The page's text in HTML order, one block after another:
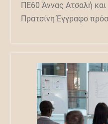
ΠΕ60 Άννας Ατσαλή
Πρατσίνη Έγγραφο